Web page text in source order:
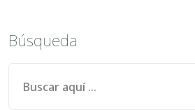
Búsqueda